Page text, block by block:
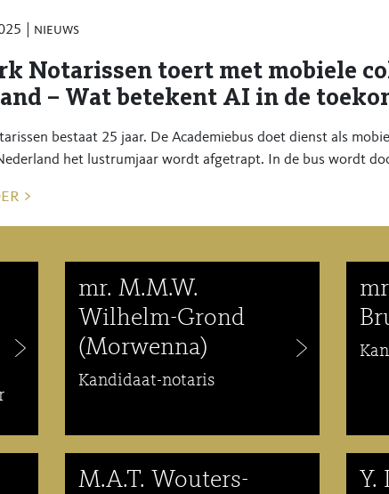
nieuws
Notarissen toert met mobiele
– Wat betekent AI in de
bestaat 25 jaar. De Academiebus doet dienst als
het lustrumjaar wordt afgetrapt. In de bus wordt
>
mr. M.M.W.
Wilhelm-Grond
(Morwenna)
Kandidaat-notaris
M.A.T. Wouters-
Y.